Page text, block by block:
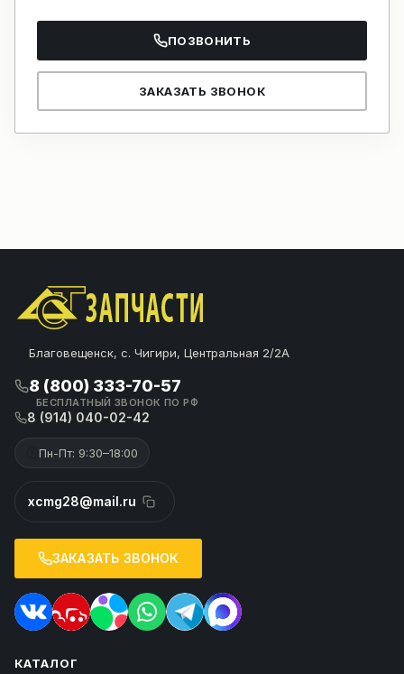
ПОЗВОНИТЬ
ЗАКАЗАТЬ ЗВОНОК
Благовещенск, с. Чигири, Центральная 2/2А
8 (800) 333-70-57
БЕСПЛАТНЫЙ ЗВОНОК ПО РФ
8 (914) 040-02-42
Пн-Пт: 9:30–18:00
xcmg28@mail.ru
ЗАКАЗАТЬ ЗВОНОК
КАТАЛОГ